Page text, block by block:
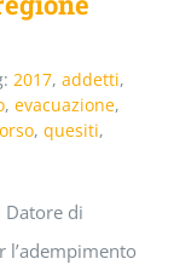
2017, addetti,
, evacuazione,
, quesiti,
di
l’adempimento